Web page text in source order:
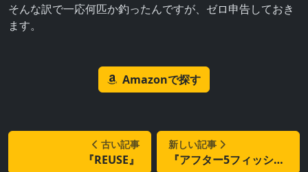
そんな訳で一応何匹か釣ったんですが、ゼロ申告しておき
ます。
Amazonで探す
古い記事
『REUSE』
新しい記事
『アフター5フィッシングDAY1』